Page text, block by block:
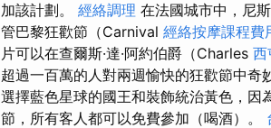
加該計劃。 經絡調理 在法國城市中，尼
管巴黎狂歡節（Carnival 經絡按摩課程費
片可以在查爾斯·達·阿約伯爵（Charles 西
超過一百萬的人對兩週愉快的狂歡節中奇
選擇藍色星球的國王和裝飾統治黃色，因
節，所有客人都可以免費參加（喝酒）。